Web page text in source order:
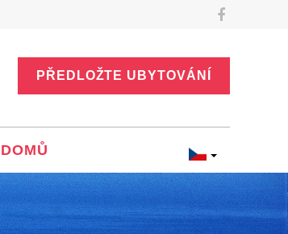
PŘEDLOŽTE UBYTOVÁNÍ